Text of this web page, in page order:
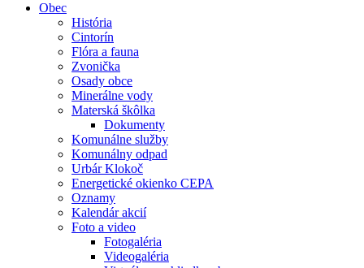
Obec
História
Cintorín
Flóra a fauna
Zvonička
Osady obce
Minerálne vody
Materská škôlka
Dokumenty
Komunálne služby
Komunálny odpad
Urbár Klokoč
Energetické okienko CEPA
Oznamy
Kalendár akcií
Foto a video
Fotogaléria
Videogaléria